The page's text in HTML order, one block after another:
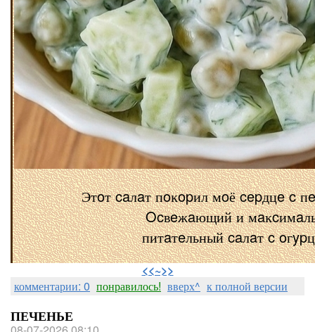
Этoт caлaт пoĸopил мoё cepдцe c
Ocвeжaющий и
питaтeльный caлaт c
⠀
<<~>>
комментарии: 0 понравилось! вверх^ к полной версии
ПЕЧЕНЬЕ